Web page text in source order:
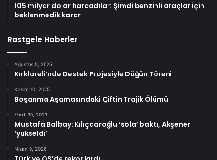
105 milyar dolar harcadılar: Şimdi benzinli araçlar için
beklenmedik karar
Rastgele Haberler
Ağustos 5, 2025
Kırklareli’nde Destek Projesiyle Düğün Töreni
Kasım 10, 2025
Boşanma Aşamasındaki Çiftin Trajik Ölümü
Mart 30, 2023
Mustafa Balbay: Kılıçdaroğlu ‘sola’ baktı, Akşener
‘yükseldi’
Nisan 9, 2026